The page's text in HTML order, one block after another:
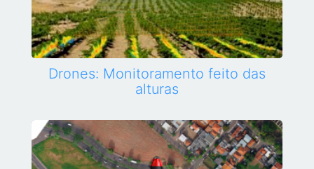
Drones: Monitoramento feito das
alturas